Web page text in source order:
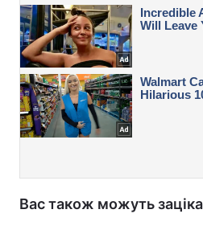
Вас також можуть